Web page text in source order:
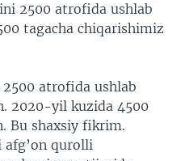
2500 atrofida ushlab
tagacha chiqarishimiz
atrofida ushlab
2020-yil kuzida 4500
Bu shaxsiy fikrim.
afg’on qurolli